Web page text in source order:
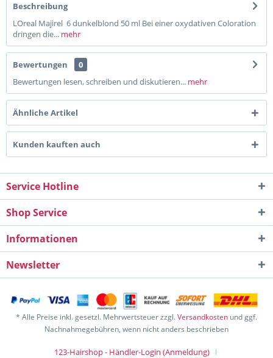
Beschreibung
LOreal Majirel 6 dunkelblond 50 ml Bei einer oxydativen Coloration
dringen die... mehr
Bewertungen
0
Bewertungen lesen, schreiben und diskutieren... mehr
Ähnliche Artikel
Kunden kauften auch
Service Hotline
Shop Service
Informationen
Newsletter
* Alle Preise inkl. gesetzl. Mehrwertsteuer zzgl.Versandkosten und ggf.
Nachnahmegebühren, wenn nicht anders beschrieben
123-Hairshop - Händler-Login (Anmeldung)